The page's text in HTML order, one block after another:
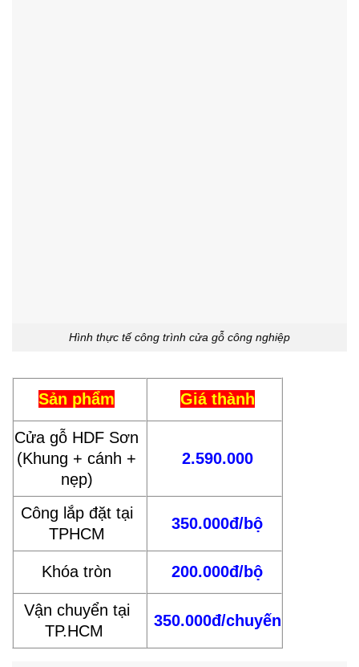
Hình thực tế công trình cửa gỗ công nghiệp
Sản phẩm Giá thành
Cửa gỗ HDF Sơn
(Khung + cánh +
nẹp)
2.590.000
Công lắp đặt tại
TPHCM
350.000đ/bộ
Khóa tròn 200.000đ/bộ
Vận chuyển tại
TP.HCM
350.000đ/chuyến